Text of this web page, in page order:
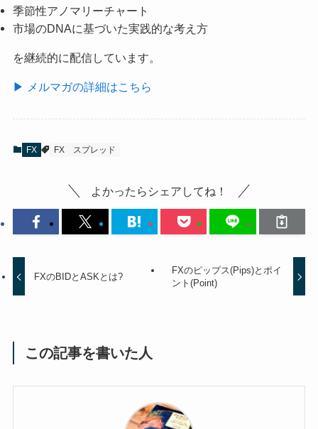
季節性アノマリーチャート
市場のDNAに基づいた実践的な考え方
を継続的に配信しています。
▶ メルマガの詳細はこちら
FX FX スプレッド
よかったらシェアしてね！
FXのBIDとASKとは?
FXのピップス(Pips)とポイ
ント(Point)
この記事を書いた人